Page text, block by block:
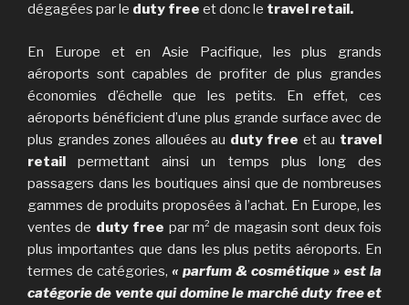
dégagées par le duty free et donc le travel retail.
En Europe et en Asie Pacifique, les plus grands
aéroports sont capables de profiter de plus grandes
économies d’échelle que les petits. En effet, ces
aéroports bénéficient d’une plus grande surface avec de
plus grandes zones allouées au duty free et au travel
retail permettant ainsi un temps plus long des
passagers dans les boutiques ainsi que de nombreuses
gammes de produits proposées à l’achat. En Europe, les
ventes de duty free par m² de magasin sont deux fois
plus importantes que dans les plus petits aéroports. En
termes de catégories, « parfum & cosmétique » est la
catégorie de vente qui domine le marché duty free et